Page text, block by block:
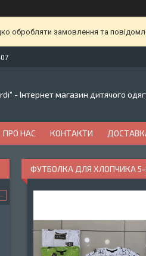
обробляти замовлення та
- Інтернет магазин дитячого
ПРО НАС КОНТАКТИ
ФУТБОЛКА ДЛЯ ХЛОПЧИКА 5-